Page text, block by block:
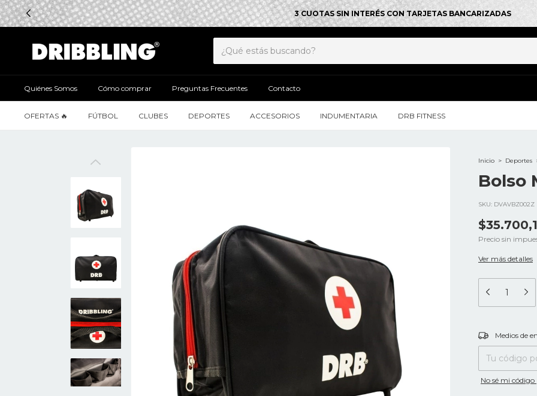
3 CUOTAS SIN INTERÉS CON TARJETAS BANCARIZADAS
Quiénes Somos Cómo comprar Preguntas Frecuentes Contacto
OFERTAS 🔥 FÚTBOL CLUBES DEPORTES ACCESORIOS INDUMENTARIA DRB FITNESS
Inicio > Deportes
Bolso
SKU: DVAVBZ002Z
Precio sin
Ver más detalles
Entregas para el
Medios de
No sé mi código